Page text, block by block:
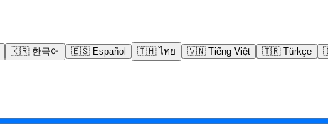
🇰🇷 한국어 🇪🇸 Español 🇹🇭 ไทย 🇻🇳 Tiếng Việt 🇹🇷 Türkçe